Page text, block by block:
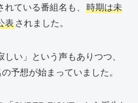
れている番組名も、 時期は未
表されました。
い」という声もありつつ、
予想が始まっていました。